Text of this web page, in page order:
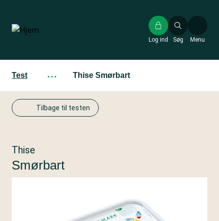
hovedindhold
Søg
Log ind Menu
Test ··· Thise Smørbart
Tilbage til testen
Thise
Smørbart